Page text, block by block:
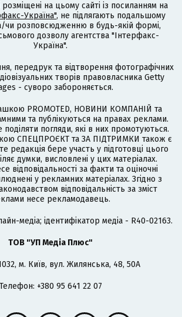
розміщені на цьому сайті із посиланням на
Україна", не підлягають подальшому
чи розповсюдженню в будь-якій формі,
дозволу агентства "Інтерфакс-
Україна".
передрук та відтворення фотографічних
творів правовласника Getty
- суворо забороняється.
PROMOTED, НОВИНИ КОМПАНІЙ та
та публікуються на правах реклами.
погляди, які в них промотуються.
СПЕЦПРОЄКТ та ЗА ПІДТРИМКИ також є
редакція бере участь у підготовці цього
думки, висловлені у цих матеріалах.
відповідальності за факти та оціночні
у рекламних матеріалах. Згідно з
відповідальність за зміст
несе рекламодавець.
медіа; ідентифікатор медіа - R40-02163.
ТОВ "УП Медіа Плюс"
м. Київ, вул. Жилянська, 48, 50А
Телефон: +380 95 641 22 07